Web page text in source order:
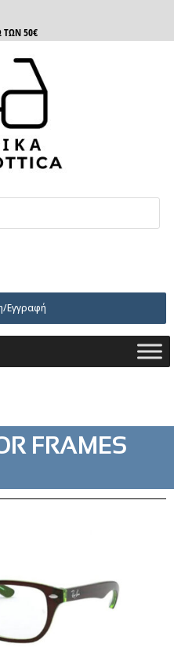
ΤΩΝ 50€
Εγγραφή
FRAMES